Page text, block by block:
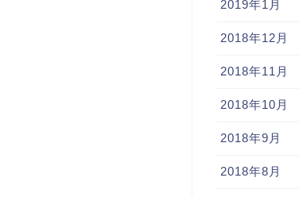
2019年1月
2018年12月
2018年11月
2018年10月
2018年9月
2018年8月